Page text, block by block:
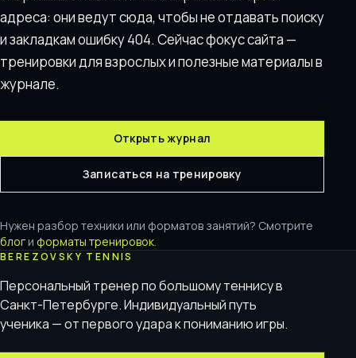
адреса: они ведут сюда, чтобы не отдавать поискy
и закладкам ошибку 404. Сейчас фокус сайта —
тренировки для взрослых и полезные материалы в
журнале.
Открыть журнал
Записаться на тренировку
Нужен разбор техники или форматов занятий? Смотрите
блог и форматы тренировок.
BEREZOVSKY TENNIS
Персональный тренер по большому теннису в
Санкт-Петербурге. Индивидуальный путь
ученика — от первого удара к пониманию игры.